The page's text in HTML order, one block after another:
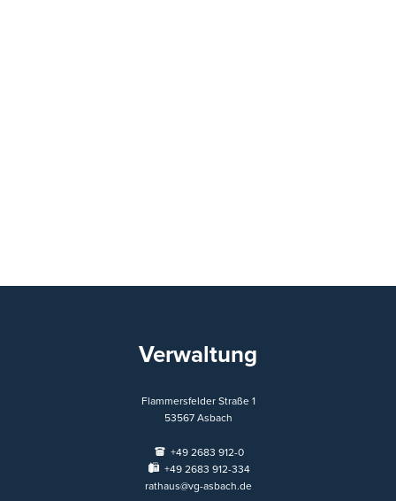
Verwaltung
Flammersfelder Straße 1
53567 Asbach
+49 2683 912-0
+49 2683 912-334
rathaus@vg-asbach.de